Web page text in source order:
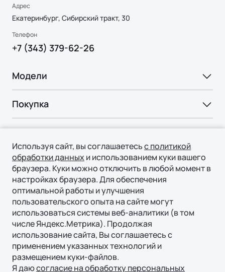
Адрес
Екатеринбург, Сибирский тракт, 30
Телефон
+7 (343) 379-62-26
Модели
Ли Л7 | Li L7
Ли Л9 | Li L9
Покупка
ВЫБОР И ПОКУПКА
Консультация
Тест-драйв
Специальные предложения
Авто в наличии
КОРПОРАТИВНЫЕ ПРОДАЖИ
Корпоративным клиентам
Лизинг
ФИНАНСЫ И УСЛУГИ
Владение
СЕРВИС
Официальный сервис
Регламент ТО
Гарантия
Руководства по эксплуатации
Технологии
ТЕХНОЛОГИИ ЛИ АВТО | LI AUTO
REEV-платформа
Умное пространство
Уникальная подвеска
Безопасность
Акустический комфорт (NVH)
О нас
О БРЕНДЕ
Бренд Ли Авто | Li Auto
Новости
СМИ о нас
Онлайн запись на сервис
© 2026 Филиал ООО «ГИПЕРИОН ЛИЗИНГ (ТЯНЬЦЗИНЬ)»,
официальный дистрибьютор Ли Авто / Li Auto в России
Используя сайт, вы соглашаетесьс политикой
обработки данных и использованием куки вашего
браузера. Куки можно отключить в любой момент в
настройках браузера. Для обеспечения
оптимальной работы и улучшения
пользовательского опыта на сайте могут
использоваться системы веб-аналитики (в том
числе Яндекс.Метрика). Продолжая
использование сайта, Вы соглашаетесь с
применением указанных технологий и
размещением куки-файлов.
Я даюсогласие на обработку персональных